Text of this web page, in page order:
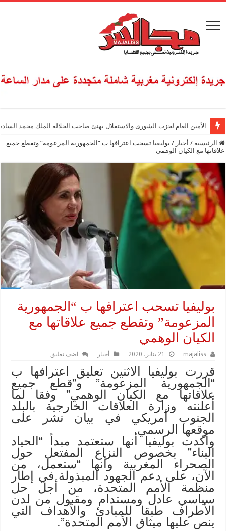
الأمين العام لحزب الشورى والاستقلال يهنئ صاحب الجلالة الملك محمد
الرئيسية / أخبار / بوليفيا تسحب اعترافها ب “الجمهورية المزعومة” وتقطع جميع
علاقاتها مع الكيان الوهمي
بوليفيا تسحب اعترافها ب “الجمهورية
المزعومة” وتقطع جميع علاقاتها مع
الكيان الوهمي
majaliss 21 يناير، 2020 أخبار اضف تعليق
قررت بوليفيا الاثنين تعليق اعترافها ب
“الجمهورية المزعومة” و”قطع جميع
علاقاتها مع الكيان الوهمي” وفقا لما
أعلنته وزارة العلاقات الخارجية بالبلد
الجنوب أمريكي في بيان نشر على
موقعها الرسمي.
وأكدت بوليفيا أنها ستعتمد مبدأ “الحياد
البناء” بخصوص النزاع المفتعل حول
الصحراء المغربية وأنها “ستعمل، من
الآن، على دعم الجهود المبذولة في إطار
منظمة الأمم المتحدة، من أجل حل
سياسي عادل ومستدام ومقبول من لدن
الأطراف طبقا للمبادئ والأهداف التي
ينص عليها ميثاق الأمم المتحدة”.